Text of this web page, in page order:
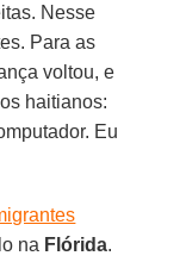
Nesse
Para as
voltou, e
haitianos:
Eu
na Flórida.